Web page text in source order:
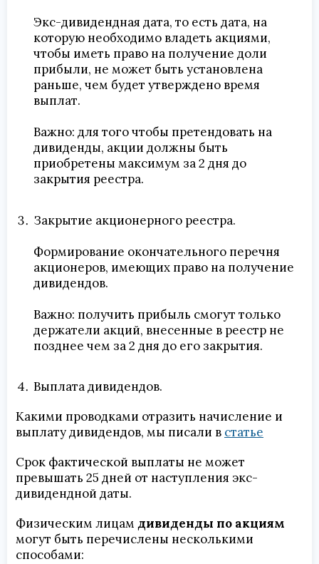
Экс-дивидендная дата, то есть дата, на
которую необходимо владеть акциями,
чтобы иметь право на получение доли
прибыли, не может быть установлена
раньше, чем будет утверждено время
выплат.
Важно: для того чтобы претендовать на
дивиденды, акции должны быть
приобретены максимум за 2 дня до
закрытия реестра.
Закрытие акционерного реестра.
Формирование окончательного перечня
акционеров, имеющих право на получение
дивидендов.
Важно: получить прибыль смогут только
держатели акций, внесенные в реестр не
позднее чем за 2 дня до его закрытия.
Выплата дивидендов.
Какими проводками отразить начисление и
выплату дивидендов, мы писали в статье
Срок фактической выплаты не может
превышать 25 дней от наступления экс-
дивидендной даты.
Физическим лицам дивиденды по акциям
могут быть перечислены несколькими
способами: